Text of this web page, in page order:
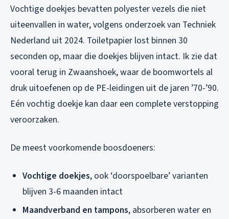
Vochtige doekjes bevatten polyester vezels die niet
uiteenvallen in water, volgens onderzoek van Techniek
Nederland uit 2024. Toiletpapier lost binnen 30
seconden op, maar die doekjes blijven intact. Ik zie dat
vooral terug in Zwaanshoek, waar de boomwortels al
druk uitoefenen op de PE-leidingen uit de jaren ’70-’90.
Eén vochtig doekje kan daar een complete verstopping
veroorzaken.
De meest voorkomende boosdoeners:
Vochtige doekjes, ook ‘doorspoelbare’ varianten
blijven 3-6 maanden intact
Maandverband en tampons, absorberen water en